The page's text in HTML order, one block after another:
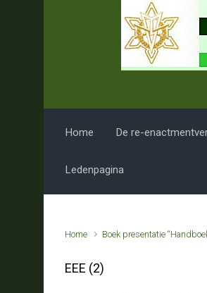
Spring naar de hoofdinhoud
Home De re-
Ledenpagina
Home Boek presentatie
EEE (2)